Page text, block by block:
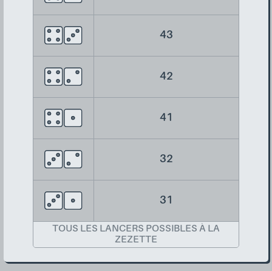
43
42
41
32
31
TOUS LES LANCERS POSSIBLES À LA
ZEZETTE